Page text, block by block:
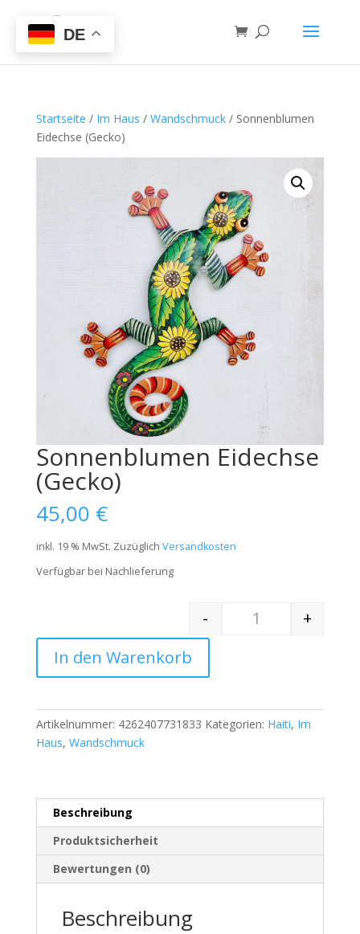
Startseite / Im Haus / Wandschmuck/ Sonnenblumen
Eidechse (Gecko)
Sonnenblumen Eidechse
(Gecko)
45,00 €
inkl. 19 % MwSt. Zuzüglich Versandkosten
Verfügbar bei Nachlieferung
Quantity
-
+
In den Warenkorb
Artikelnummer: 4262407731833 Kategorien: Haiti, Im
Haus, Wandschmuck
Beschreibung
Produktsicherheit
Bewertungen (0)
Beschreibung
DE